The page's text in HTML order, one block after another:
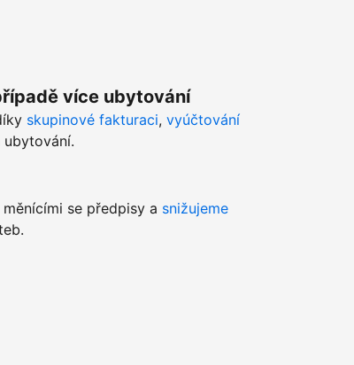
více ubytování
skupinové fakturaci, vyúčtování
ubytování.
se předpisy a snižujeme